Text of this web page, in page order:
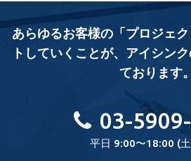
あらゆるお客様の「プロジェ
トしていくことが、 アイシン
ております。
03-
平日 9:00〜18:00 (